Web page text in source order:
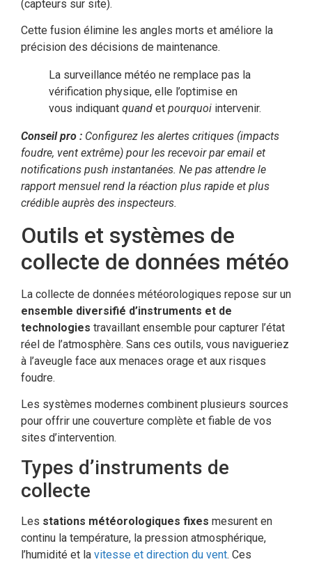
(capteurs sur site).
Cette fusion élimine les angles morts et améliore la
précision des décisions de maintenance.
La surveillance météo ne remplace pas la
vérification physique, elle l’optimise en
vous indiquant quand et pourquoi intervenir.
Conseil pro : Configurez les alertes critiques (impacts
foudre, vent extrême) pour les recevoir par email et
notifications push instantanées. Ne pas attendre le
rapport mensuel rend la réaction plus rapide et plus
crédible auprès des inspecteurs.
Outils et systèmes de
collecte de données météo
La collecte de données météorologiques repose sur un
ensemble diversifié d’instruments et de
technologies travaillant ensemble pour capturer l’état
réel de l’atmosphère. Sans ces outils, vous navigueriez
à l’aveugle face aux menaces orage et aux risques
foudre.
Les systèmes modernes combinent plusieurs sources
pour offrir une couverture complète et fiable de vos
sites d’intervention.
Types d’instruments de
collecte
Les stations météorologiques fixes mesurent en
continu la température, la pression atmosphérique,
l’humidité et la vitesse et direction du vent. Ces